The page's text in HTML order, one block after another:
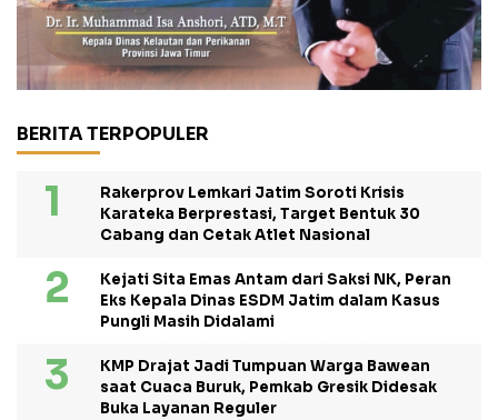
BERITA TERPOPULER
Rakerprov Lemkari Jatim Soroti Krisis
Karateka Berprestasi, Target Bentuk 30
Cabang dan Cetak Atlet Nasional
Kejati Sita Emas Antam dari Saksi NK, Peran
Eks Kepala Dinas ESDM Jatim dalam Kasus
Pungli Masih Didalami
KMP Drajat Jadi Tumpuan Warga Bawean
saat Cuaca Buruk, Pemkab Gresik Didesak
Buka Layanan Reguler